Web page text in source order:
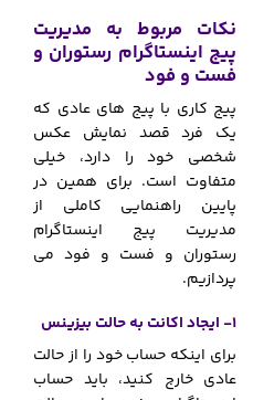
نکات مربوط به مدیریت
پیج اینستاگرام رستوران و
فست و فود
پیج کاری با پیج های عادی که
یک فرد قصد نمایش عکس
شخصی خود را دارد، خیلی
متفاوت است. برای همین در
پایین راهنمایی کاملی از
مدیریت پیج اینستاگرام
رستوران و فست و فود می
پردازیم.
1- ایجاد اکانت به حالت بیزینس
برای اینکه حساب خود را از حالت
عادی خارج کنید، باید حساب